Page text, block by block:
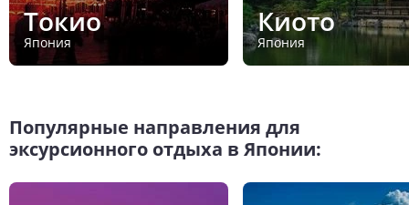
Токио
Япония
Киото
Япония
Популярные направления для
эксурсионного отдыха в Японии: